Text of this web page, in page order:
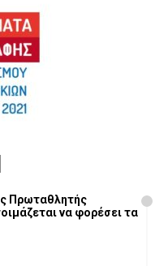
Πρωταθλητής
να φορέσει τα